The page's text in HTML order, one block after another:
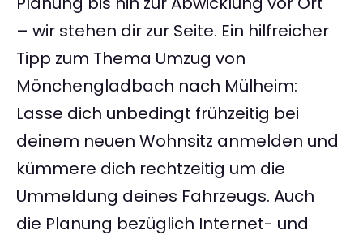
– wir stehen dir zur Seite. Ein hilfreicher
Tipp zum Thema Umzug von
Mönchengladbach nach Mülheim:
Lasse dich unbedingt frühzeitig bei
deinem neuen Wohnsitz anmelden und
kümmere dich rechtzeitig um die
Ummeldung deines Fahrzeugs. Auch
die Planung bezüglich Internet- und